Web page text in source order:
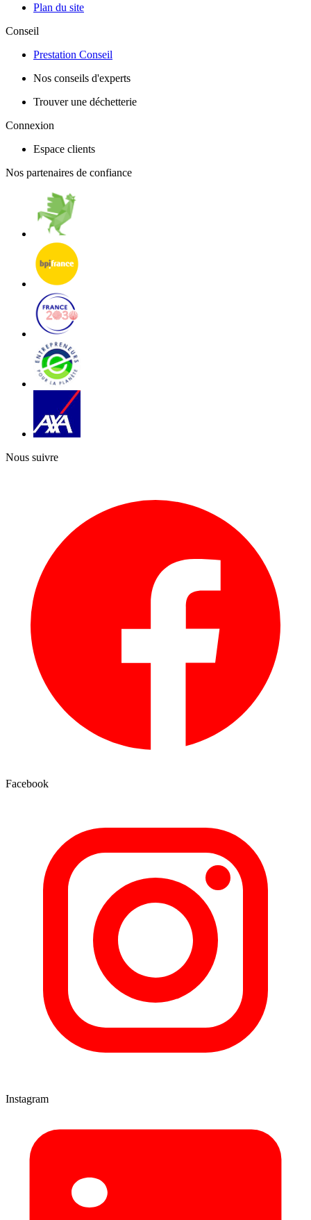
Plan du site
Conseil
Prestation Conseil
Nos conseils d'experts
Trouver une déchetterie
Connexion
Espace clients
Nos partenaires de confiance
Nous suivre
Facebook
Instagram